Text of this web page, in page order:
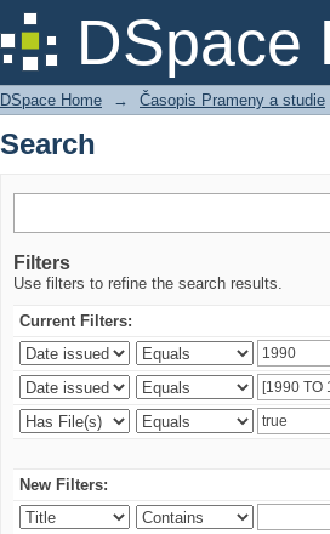
DSpace
Search
DSpace Home → Časopis Prameny a studie
Search
Filters
Use filters to refine the search results.
Current Filters:
New Filters: